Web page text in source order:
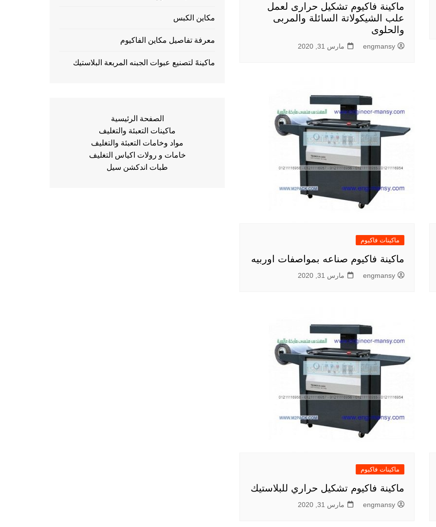
ماكينة فاكيوم تشكيل حرارى لعمل
علب الشيكولاتة السائلة والمربى
والحلوى
engmansy مارس 31, 2020
ماكينات فاكيوم
ماكينة فاكيوم صناعه بمواصفات اوربيه
engmansy مارس 31, 2020
ماكينات فاكيوم
ماكينة فاكيوم تشكيل حراري للبلاستيك
engmansy مارس 31, 2020
مكاين الكبس
معرفة تفاصيل مكاين الفاكيوم
ماكينهً لتصنيع عبوات الجبنه المربعة البلاستيك
الصفحة الرئيسية
ماكينات التعبئة والتغليف
مواد وخامات التعبئة والتغليف
خامات و رولات اكياس التغليف
طبات اندكشن سيل